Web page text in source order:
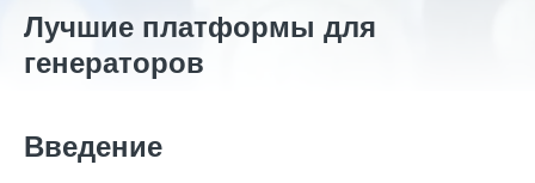
Лучшие платформы для
генераторов
Введение